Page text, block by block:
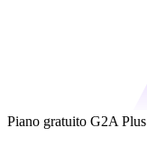
Piano gratuito G2A Plus